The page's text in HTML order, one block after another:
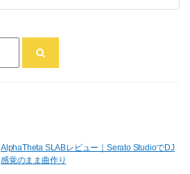
AlphaTheta SLABレビュー｜Serato StudioでDJ
感覚のまま曲作り